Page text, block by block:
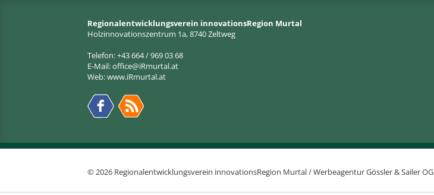
Regionalentwicklungsverein innovationsRegion Murtal
Holzinnovationszentrum 1a, 8740 Zeltweg
Telefon: +43 664 / 969 03 68
E-Mail:office@iRmurtal.at
Web:www.iRmurtal.at
© 2026 Regionalentwicklungsverein innovationsRegion Murtal /Werbeagentur Gössler & Sailer OG